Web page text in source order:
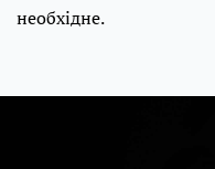
необхідне.